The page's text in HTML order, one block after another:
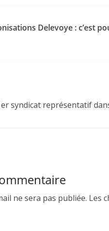
Delevoye : c’est
syndicat représentatif
ne sera pas publiée. Les